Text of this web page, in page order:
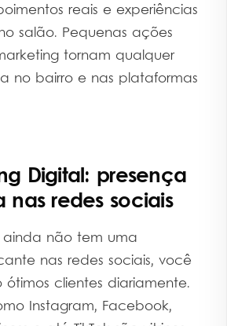
reais e experiências
salão. Pequenas ações
tornam qualquer
no bairro e nas plataformas
Digital: presença
nas redes sociais
ainda não tem uma
nas redes sociais, você
clientes diariamente.
Instagram, Facebook,